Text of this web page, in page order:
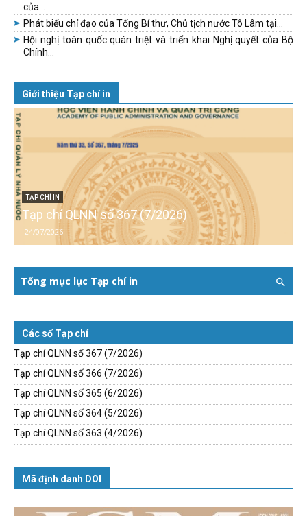
của...
Phát biểu chỉ đạo của Tổng Bí thư, Chủ tịch nước Tô Lâm tại...
Hội nghị toàn quốc quán triệt và triển khai Nghị quyết của Bộ
Chính...
Giới thiệu Tạp chí in
TẠP CHÍ IN
Tạp chí QLNN số 367 (7/2026)
24/07/2026
Tổng mục lục Tạp chí in
Các số Tạp chí
Tạp chí QLNN số 367 (7/2026)
Tạp chí QLNN số 366 (7/2026)
Tạp chí QLNN số 365 (6/2026)
Tạp chí QLNN số 364 (5/2026)
Tạp chí QLNN số 363 (4/2026)
Mã định danh DOI